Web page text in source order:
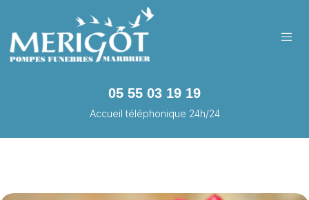
05 55 03 19 19
Accueil téléphonique 24h/24